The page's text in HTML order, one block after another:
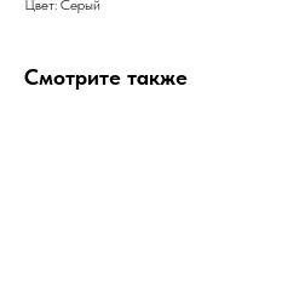
Цвет: Серый
Смотрите также